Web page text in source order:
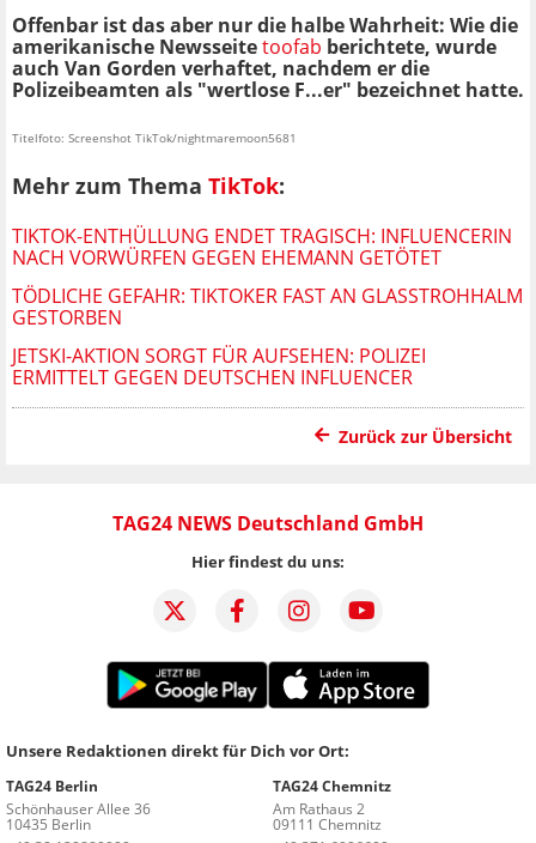
Offenbar ist das aber nur die halbe Wahrheit: Wie die
amerikanische Newsseitetoofab berichtete, wurde
auch Van Gorden verhaftet, nachdem er die
Polizeibeamten als "wertlose F...er" bezeichnet hatte.
Titelfoto: Screenshot TikTok/nightmaremoon5681
Mehr zum Thema TikTok:
TIKTOK-ENTHÜLLUNG ENDET TRAGISCH: INFLUENCERIN
NACH VORWÜRFEN GEGEN EHEMANN GETÖTET
TÖDLICHE GEFAHR: TIKTOKER FAST AN GLASSTROHHALM
GESTORBEN
JETSKI-AKTION SORGT FÜR AUFSEHEN: POLIZEI
ERMITTELT GEGEN DEUTSCHEN INFLUENCER
Zurück zur Übersicht
TAG24 NEWS Deutschland GmbH
Hier findest du uns:
Unsere Redaktionen direkt für Dich vor Ort:
TAG24 Berlin
Schönhauser Allee 36
10435 Berlin
TAG24 Chemnitz
Am Rathaus 2
09111 Chemnitz